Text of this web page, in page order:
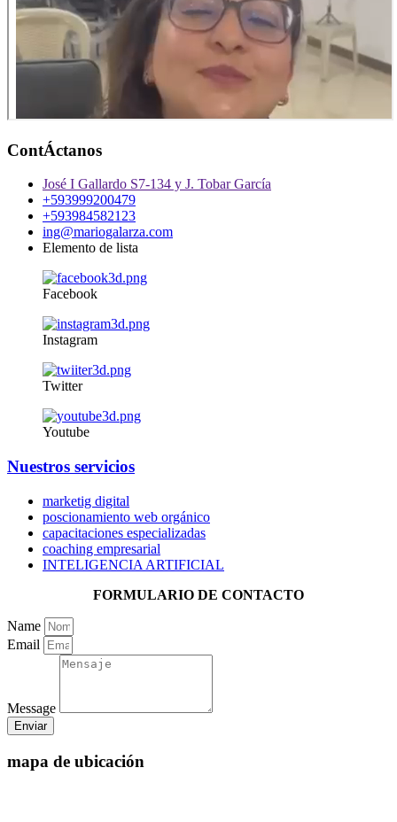
ContÁctanos
José I Gallardo S7-134 y J. Tobar García
+593999200479
+593984582123
ing@mariogalarza.com
Elemento de lista
Facebook
Instagram
Twitter
Youtube
Nuestros servicios
marketig digital
poscionamiento web orgánico
capacitaciones especializadas
coaching empresarial
INTELIGENCIA ARTIFICIAL
FORMULARIO DE CONTACTO
Name
Email
Message
Enviar
mapa de ubicación